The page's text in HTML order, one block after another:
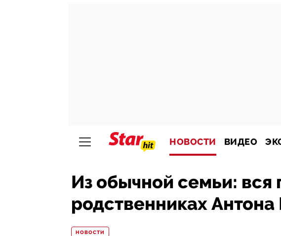
НОВОСТИ ВИДЕО
Из обычной семьи: вся
родственниках Антона
НОВОСТИ